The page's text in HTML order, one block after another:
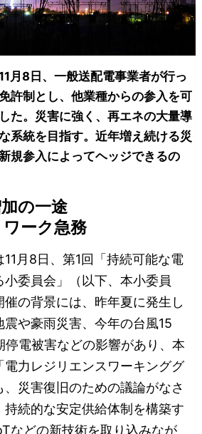
月8日、一般送配電事業者が行っ
許制とし、他業種からの参入を可
た。災害に強く、再エネの大量導
系統を目指す。近年増え続ける災
規参入によってヘッジできるの
の一途
ーク急務
月8日、第1回「持続可能な電
委員会」（以下、本小委員
の背景には、昨年夏に発生し
や豪雨災害、今年の台風15
停電被害などの影響があり、本
力レジリエンスワーキンググ
災害復旧のための議論がなさ
続的な安定供給体制を構築す
などの新技術を取り込みなが